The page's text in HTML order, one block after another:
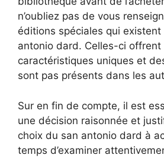
n’oubliez pas de vous
éditions spéciales qui
antonio dard. Celles-ci offrent
caractéristiques uniques et
sont pas présents dans les
Sur en fin de compte, il est
une décision raisonnée et
choix du san antonio dard à
temps d’examiner